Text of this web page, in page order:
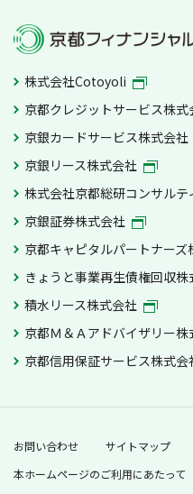
株式会社Cotoyoli
京都クレジットサービス株式
京銀カードサービス株式会社
京銀リース株式会社
株式会社京都総研コンサルテ
京銀証券株式会社
京都キャピタルパートナーズ
きょうと事業再生債権回収株
積水リース株式会社
京都Ｍ＆Ａアドバイザリー株
京都信用保証サービス株式会
お問い合わせ サイトマップ
本ホームページのご利用にあたって